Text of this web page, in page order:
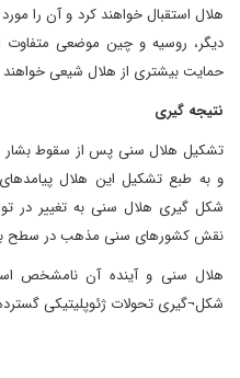
هلال استقبال خواهند کرد و آن را
دیگر، روسیه و چین موضعی متفاوت
حمایت بیشتری از هلال شیعی خواهند
نتیجه گیری
تشکیل هلال سنی پس از سقوط بشار
و به طبع تشکیل این هلال
شکل گیری هلال سنی به تغییر در
نقش کشورهای سنی مذهب در سطح
هلال سنی و آینده آن نامشخص
شکل¬گیری تحولات ژئوپلیتیکی